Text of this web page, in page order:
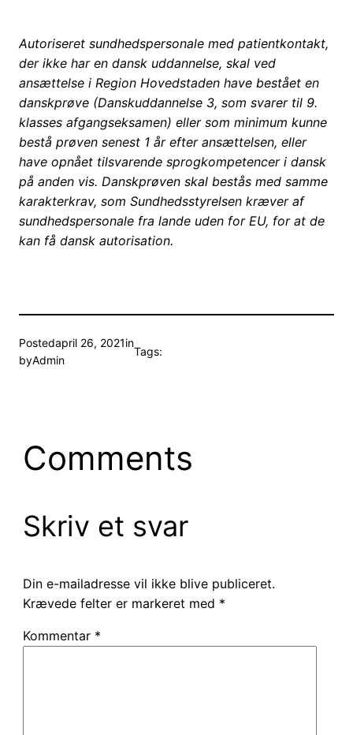
Autoriseret sundhedspersonale med patientkontakt,
der ikke har en dansk uddannelse, skal ved
ansættelse i Region Hovedstaden have bestået en
danskprøve (Danskuddannelse 3, som svarer til 9.
klasses afgangseksamen) eller som minimum kunne
bestå prøven senest 1 år efter ansættelsen, eller
have opnået tilsvarende sprogkompetencer i dansk
på anden vis. Danskprøven skal bestås med samme
karakterkrav, som Sundhedsstyrelsen kræver af
sundhedspersonale fra lande uden for EU, for at de
kan få dansk autorisation.
Postedapril 26, 2021in
byAdmin
Tags:
Comments
Skriv et svar
Din e-mailadresse vil ikke blive publiceret.
Krævede felter er markeret med *
Kommentar *